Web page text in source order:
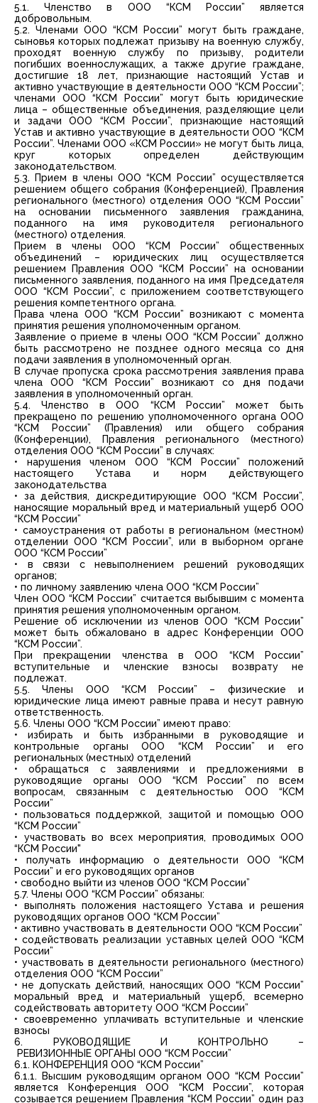
5.1. Членство в ООО “КСМ России” является
добровольным.
5.2. Членами ООО “КСМ России” могут быть граждане,
сыновья которых подлежат призыву на военную службу,
проходят военную службу по призыву, родители
погибших военнослужащих, а также другие граждане,
достигшие 18 лет, признающие настоящий Устав и
активно участвующие в деятельности ООО “КСМ России”;
членами ООО “КСМ России” могут быть юридические
лица – общественные объединения, разделяющие цели
и задачи ООО “КСМ России”, признающие настоящий
Устав и активно участвующие в деятельности ООО “КСМ
России”. Членами ООО «КСМ России» не могут быть лица,
круг которых определен действующим
законодательством.
5.3. Прием в члены ООО “КСМ России” осуществляется
решением общего собрания (Конференцией), Правления
регионального (местного) отделения ООО “КСМ России”
на основании письменного заявления гражданина,
поданного на имя руководителя регионального
(местного) отделения.
Прием в члены ООО “КСМ России” общественных
объединений – юридических лиц осуществляется
решением Правления ООО “КСМ России” на основании
письменного заявления, поданного на имя Председателя
ООО “КСМ России”, с приложением соответствующего
решения компетентного органа.
Права члена ООО “КСМ России” возникают с момента
принятия решения уполномоченным органом.
Заявление о приеме в члены ООО “КСМ России” должно
быть рассмотрено не позднее одного месяца со дня
подачи заявления в уполномоченный орган.
В случае пропуска срока рассмотрения заявления права
члена ООО “КСМ России” возникают со дня подачи
заявления в уполномоченный орган.
5.4. Членство в ООО “КСМ России” может быть
прекращено по решению уполномоченного органа ООО
“КСМ России” (Правления) или общего собрания
(Конференции), Правления регионального (местного)
отделения ООО “КСМ России” в случаях:
• нарушения членом ООО “КСМ России” положений
настоящего Устава и норм действующего
законодательства
• за действия, дискредитирующие ООО “КСМ России”,
наносящие моральный вред и материальный ущерб ООО
“КСМ России”
• самоустранения от работы в региональном (местном)
отделении ООО “КСМ России”, или в выборном органе
ООО “КСМ России”
• в связи с невыполнением решений руководящих
органов;
• по личному заявлению члена ООО “КСМ России”
Член ООО “КСМ России” считается выбывшим с момента
принятия решения уполномоченным органом.
Решение об исключении из членов ООО “КСМ России”
может быть обжаловано в адрес Конференции ООО
“КСМ России”.
При прекращении членства в ООО “КСМ России”
вступительные и членские взносы возврату не
подлежат.
5.5. Члены ООО “КСМ России” – физические и
юридические лица имеют равные права и несут равную
ответственность.
5.6. Члены ООО “КСМ России” имеют право:
• избирать и быть избранными в руководящие и
контрольные органы ООО “КСМ России” и его
региональных (местных) отделений
• обращаться с заявлениями и предложениями в
руководящие органы ООО “КСМ России” по всем
вопросам, связанным с деятельностью ООО “КСМ
России”
• пользоваться поддержкой, защитой и помощью ООО
“КСМ России”
• участвовать во всех мероприятия, проводимых ООО
“КСМ России"
• получать информацию о деятельности ООО “КСМ
России” и его руководящих органов
• свободно выйти из членов ООО “КСМ России”
5.7. Члены ООО “КСМ России” обязаны:
• выполнять положения настоящего Устава и решения
руководящих органов ООО “КСМ России”
• активно участвовать в деятельности ООО “КСМ России”
• содействовать реализации уставных целей ООО “КСМ
России”
• участвовать в деятельности регионального (местного)
отделения ООО “КСМ России”
• не допускать действий, наносящих ООО “КСМ России”
моральный вред и материальный ущерб, всемерно
содействовать авторитету ООО “КСМ России”
• своевременно уплачивать вступительные и членские
взносы
6. РУКОВОДЯЩИЕ И КОНТРОЛЬНО –
РЕВИЗИОННЫЕ ОРГАНЫ ООО “КСМ России”
6.1. КОНФЕРЕНЦИЯ ООО “КСМ России”
6.1.1. Высшим руководящим органом ООО “КСМ России”
является Конференция ООО “КСМ России”, которая
созывается решением Правления “КСМ России” один раз